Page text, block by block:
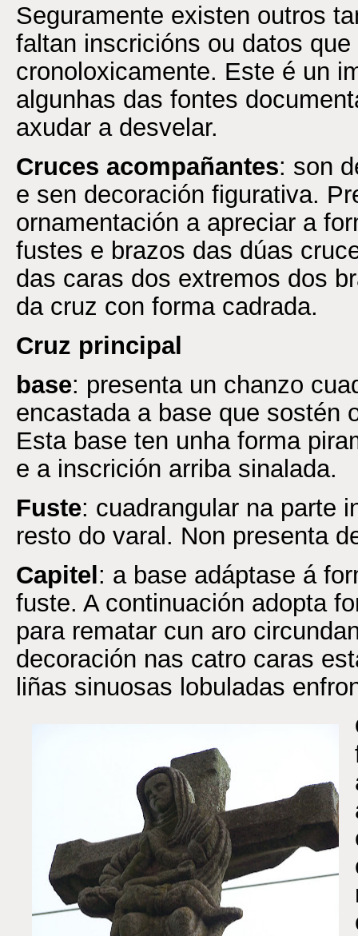
Seguramente existen outros
faltan inscricións ou datos
cronoloxicamente. Este é un
algunhas das fontes
axudar a desvelar.
Cruces acompañantes: son
e sen decoración figurativa.
ornamentación a apreciar a
fustes e brazos das dúas
das caras dos extremos dos
da cruz con forma cadrada.
Cruz principal
base: presenta un chanzo
encastada a base que sostén
Esta base ten unha forma
e a inscrición arriba sinalada.
Fuste: cuadrangular na parte
resto do varal. Non presenta
Capitel: a base adáptase á
fuste. A continuación adopta
para rematar cun aro
decoración nas catro caras
liñas sinuosas lobuladas